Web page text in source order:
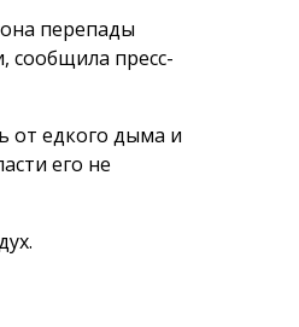
перепады
сообщила пресс-
от едкого дыма и
его не